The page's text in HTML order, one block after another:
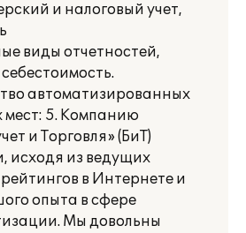
и налоговый учет,
виды отчетностей,
автоматизированных
мест: 5. Компанию
и Торговля» (БиТ)
исходя из ведущих
в Интернете и
опыта в сфере
Мы довольны